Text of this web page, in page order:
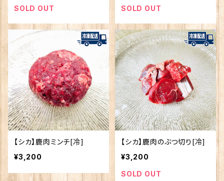
SOLD OUT
SOLD OUT
【シカ】鹿肉ミンチ[冷]
¥3,200
【シカ】鹿肉のぶつ切り[冷]
¥3,200
SOLD OUT